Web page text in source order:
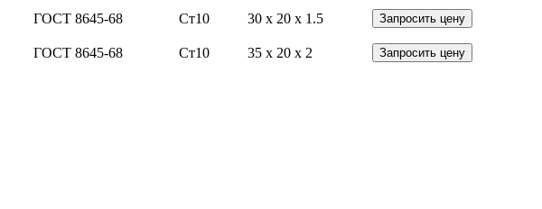
ГОСТ 8645-68 Ст10 30 x 20 x 1.5 Запросить цену
ГОСТ 8645-68 Ст10 35 x 20 x 2 Запросить цену